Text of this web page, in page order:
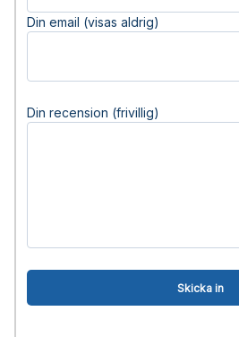
Din email (visas aldrig)
Din recension (frivillig)